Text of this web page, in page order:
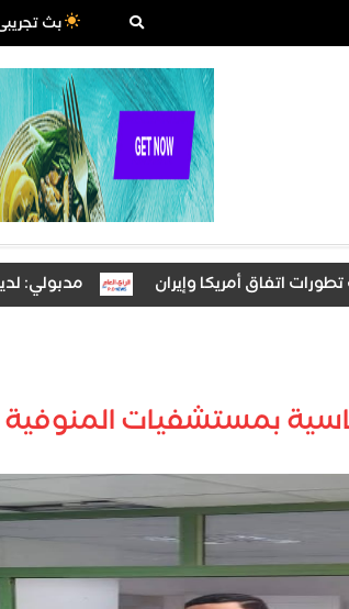
بث
أمريكا وإيران مدبولي: لدينا
بمستشفيات المنوفية